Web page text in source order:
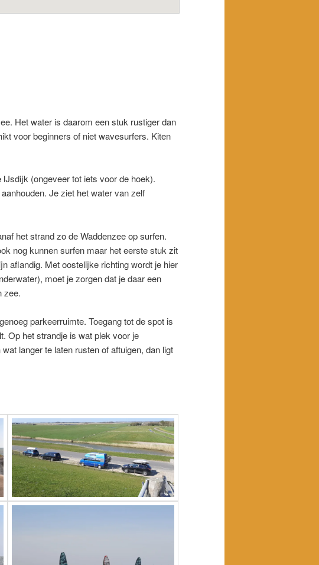
Het water is daarom een stuk rustiger dan
voor beginners of niet wavesurfers. Kiten
(ongeveer tot iets voor de hoek).
Je ziet het water van zelf
het strand zo de Waddenzee op surfen.
nog kunnen surfen maar het eerste stuk zit
aflandig. Met oostelijke richting wordt je hier
moet je zorgen dat je daar een
zee.
parkeerruimte. Toegang tot de spot is
Op het strandje is wat plek voor je
langer te laten rusten of aftuigen, dan ligt